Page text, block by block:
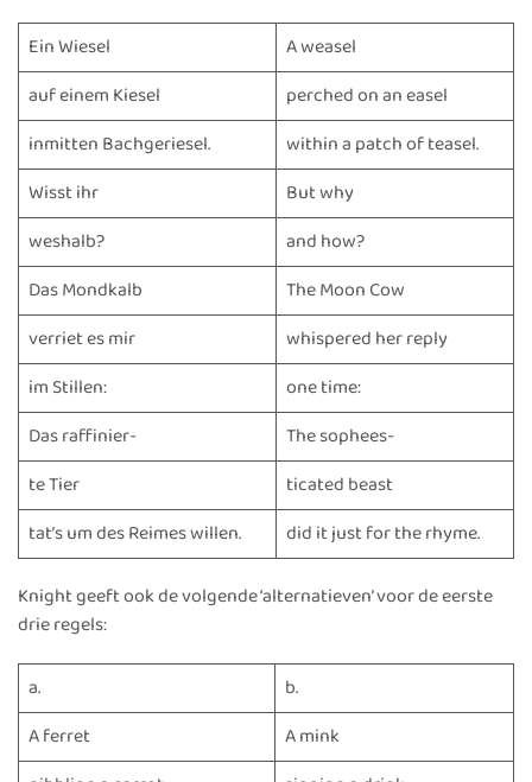
Ein Wiesel
A weasel
auf einem Kiesel
perched on an easel
inmitten Bachgeriesel.
within a patch of teasel.
Wisst ihr
But why
weshalb?
and how?
Das Mondkalb
The Moon Cow
verriet es mir
whispered her reply
im Stillen:
one time:
Das raffinier-
The sophees-
te Tier
ticated beast
tat’s um des Reimes willen.
did it just for the rhyme.
Knight geeft ook de volgende ‘alternatieven’ voor de eerste
drie regels:
a.
b.
A ferret
A mink